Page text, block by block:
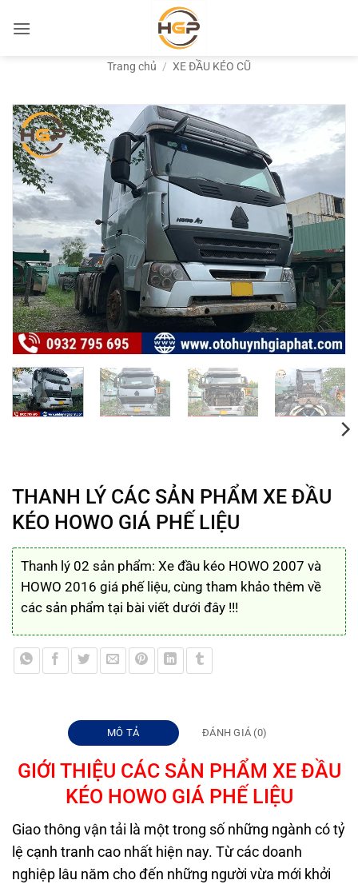
qua
Trang chủ / XE ĐẦU KÉO CŨ
THANH LÝ CÁC SẢN PHẨM XE ĐẦU
KÉO HOWO GIÁ PHẾ LIỆU
Thanh lý 02 sản phẩm: Xe đầu kéo HOWO 2007 và
HOWO 2016 giá phế liệu, cùng tham khảo thêm về
các sản phẩm tại bài viết dưới đây !!!
MÔ TẢ ĐÁNH GIÁ (0)
GIỚI THIỆU CÁC SẢN PHẨM XE ĐẦU
KÉO HOWO GIÁ PHẾ LIỆU
Giao thông vận tải là một trong số những ngành có tỷ
lệ cạnh tranh cao nhất hiện nay. Từ các doanh
nghiệp lâu năm cho đến những người vừa mới khởi